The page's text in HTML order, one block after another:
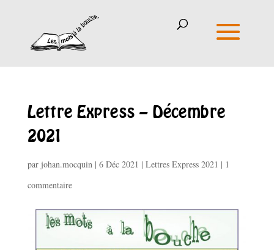
Lettre Express – Décembre
2021
par johan.mocquin| 6 Déc 2021 | Lettres Express 2021 | 1
commentaire